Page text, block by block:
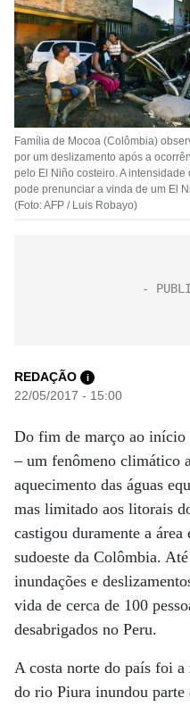
Família de Mocoa (Colômbia)
por um deslizamento após a
pelo El Niño costeiro. A
pode prenunciar a vinda de um El
(Foto: AFP / Luis Robayo)
REDAÇÃO i
22/05/2017 - 15:00
Do fim de março ao
– um fenômeno climático
aquecimento das águas
mas limitado aos litorais
castigou duramente a
sudoeste da Colômbia.
inundações e
vida de cerca de 100
desabrigados no Peru.
A costa norte do país foi a
do rio Piura inundou